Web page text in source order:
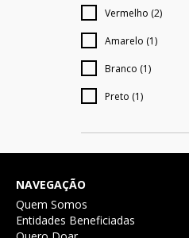
Vermelho (2)
Amarelo (1)
Branco (1)
Preto (1)
NAVEGAÇÃO
Quem Somos
Entidades Beneficiadas